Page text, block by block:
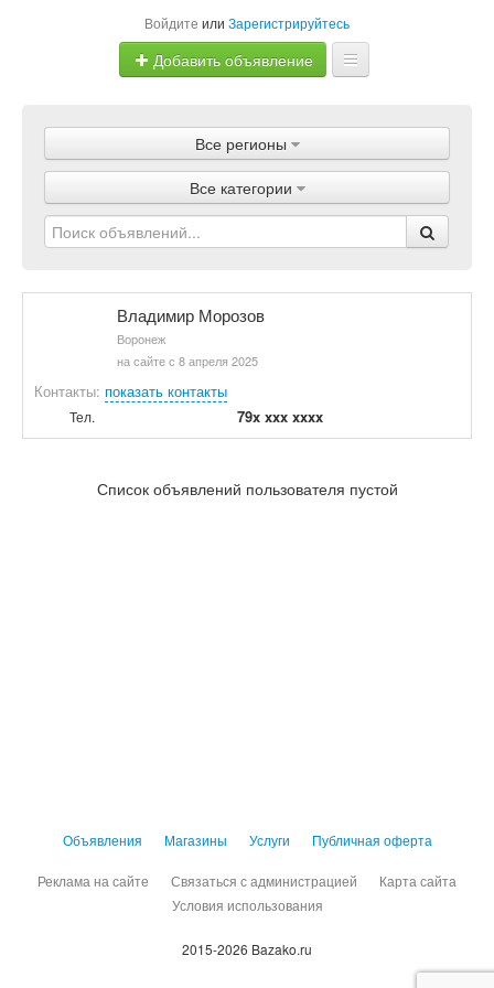
Войдите или Зарегистрируйтесь
Добавить объявление
Объявления
Магазины
Услуги
Статьи
Все регионы
Все категории
Владимир Морозов
Воронеж
на сайте с 8 апреля 2025
Контакты: показать контакты
Тел. 79x xxx xxxx
Список объявлений пользователя пустой
Объявления Магазины Услуги Публичная оферта
Реклама на сайте Связаться с администрацией
Карта сайта
Условия использования
2015-2026 Bazako.ru